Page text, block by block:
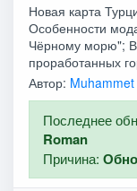
Новая карта
Особенности
Чёрному морю";
проработанных
Автор:
Последнее
Roman
Причина: